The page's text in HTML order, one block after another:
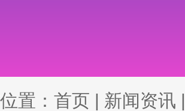
置： 首页 | 新闻资讯 |